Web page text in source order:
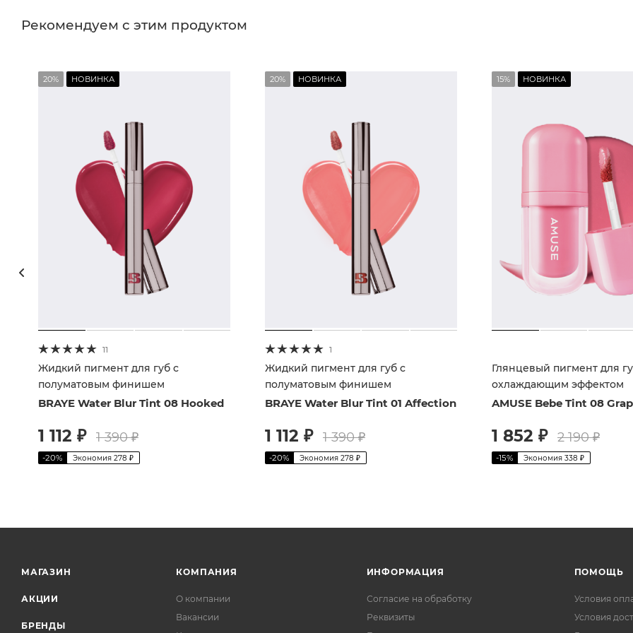
Рекомендуем с этим продуктом
20% НОВИНКА
11
Жидкий пигмент для губ с
полуматовым финишем
BRAYE Water Blur Tint 08 Hooked
1 112 ₽ 1 390₽
-20% Экономия 278 ₽
20% НОВИНКА
1
Жидкий пигмент для губ с
полуматовым финишем
BRAYE Water Blur Tint 01 Affection
1 112 ₽ 1 390₽
-20% Экономия 278 ₽
15% НОВИНКА
Глянцевый пигмент для
охлаждающим эффектом
AMUSE Bebe Tint 08
1 852 ₽ 2 190₽
-15% Экономия 338 ₽
МАГАЗИН
АКЦИИ
БРЕНДЫ
КОМПАНИЯ
О компании
Вакансии
ИНФОРМАЦИЯ
Согласие на обработку
Реквизиты
ПОМОЩЬ
Условия
Условия